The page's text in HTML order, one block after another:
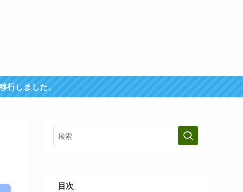
しました。
目次